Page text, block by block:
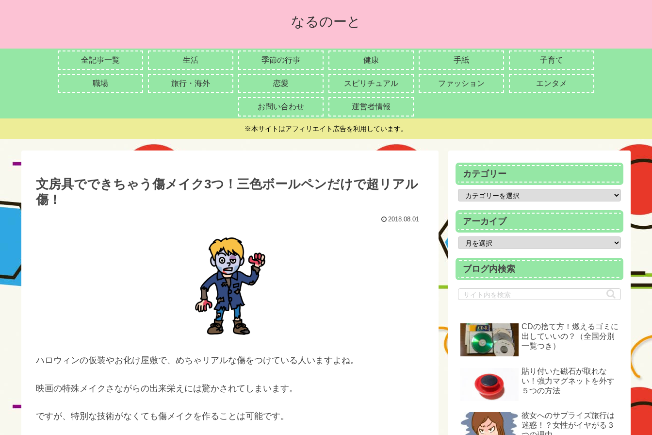
なるのーと
全記事一覧 生活 季節の行事 健康 手紙 子育て
職場 旅行・海外 恋愛 スピリチュアル ファッション エンタメ
お問い合わせ 運営者情報
※本サイトはアフィリエイト広告を利用しています。
文房具でできちゃう傷メイク3つ！三色ボールペンだけで超リアル
傷！
2018.08.01
ハロウィンの仮装やお化け屋敷で、めちゃリアルな傷をつけている人いますよね。
映画の特殊メイクさながらの出来栄えには驚かされてしまいます。
ですが、特別な技術がなくても傷メイクを作ることは可能です。
カテゴリー
アーカイブ
ブログ内検索
CDの捨て方！燃えるゴミに
出していいの？（全国分別
一覧つき）
貼り付いた磁石が取れな
い！強力マグネットを外す
５つの方法
彼女へのサプライズ旅行は
迷惑！？女性がイヤがる３